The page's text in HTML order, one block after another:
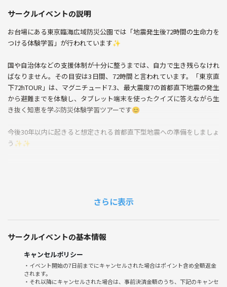
サークルイベントの説明
お台場にある東京臨海広域防災公園では「地震発生後72時間の生命力を
つける体験学習」が行われています✨
国や自治体などの支援体制が十分に整うまでは、自力で生き残らなけれ
ばなりません。その目安は3日間、72時間と言われています。「東京直
下72hTOUR」は、マグニチュード7.3、最大震度7の首都直下地震の発生
から避難までを体験し、タブレット端末を使ったクイズに答えながら生
き抜く知恵を学ぶ防災体験学習ツアーです😊
今後30年以内に起きると想定される首都直下型地震への準備をしましょ
う✨✨
こちらの行為が発覚した場合、今後の参加はご遠慮頂きます。
⚫︎直前のキャンセル、連絡なしドタキャン
※遅れると現地での合流が出来ない可能性がありますので、遅れないよ
うにお願いします。
さらに表示
サークルイベントの基本情報
キャンセルポリシー
・イベント開始の7日前までにキャンセルされた場合はポイント含め全額返金
されます。
・それ以降にキャンセルされた場合は、事前決済金額のうち、下記のキャンセ